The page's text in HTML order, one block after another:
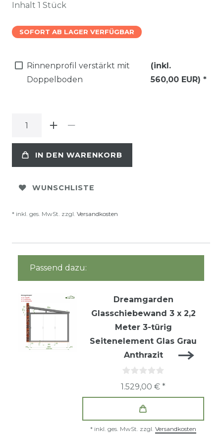
Inhalt 1 Stück
SOFORT AB LAGER VERFÜGBAR
Rinnenprofil verstärkt mit
Doppelboden
(inkl.
560,00 EUR)*
IN DEN WARENKORB
WUNSCHLISTE
* inkl. ges. MwSt. zzgl. Versandkosten
Passend dazu:
Dreamgarden
Glasschiebewand 3 x 2,2
Meter 3-türig
Seitenelement Glas Grau
Anthrazit
1.529,00 € *
* inkl. ges. MwSt. zzgl. Versandkosten